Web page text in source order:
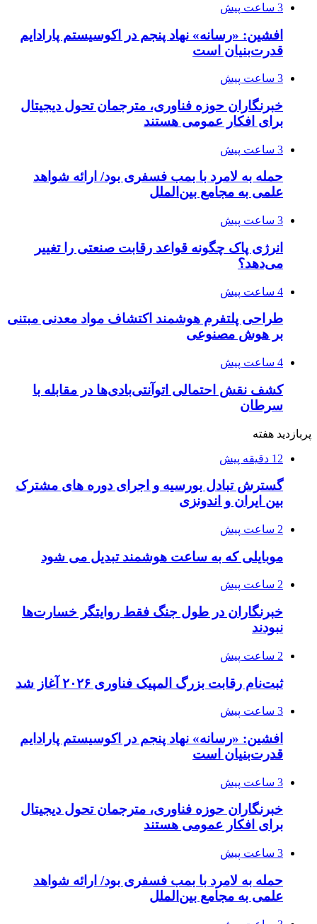
3 ساعت پیش
افشین: «رسانه» نهاد پنجم در اکوسیستم پارادایم
قدرت‌بنیان است
3 ساعت پیش
خبرنگاران حوزه فناوری، مترجمان تحول دیجیتال
برای افکار عمومی هستند
3 ساعت پیش
حمله به لامرد با بمب فسفری بود/ ارائه شواهد
علمی به مجامع بین‌الملل
3 ساعت پیش
انرژی پاک چگونه قواعد رقابت صنعتی را تغییر
می‌دهد؟
4 ساعت پیش
طراحی پلتفرم هوشمند اکتشاف مواد معدنی مبتنی
بر هوش مصنوعی
4 ساعت پیش
کشف نقش احتمالی اتوآنتی‌بادی‌ها در مقابله با
سرطان
پربازدید هفته
12 دقیقه پیش
گسترش تبادل بورسیه و اجرای دوره های مشترک
بین ایران و اندونزی
2 ساعت پیش
موبایلی که به ساعت هوشمند تبدیل می شود
2 ساعت پیش
خبرنگاران در طول جنگ فقط روایتگر خسارت‌ها
نبودند
2 ساعت پیش
ثبت‌نام رقابت بزرگ المپیک فناوری ۲۰۲۶ آغاز شد
3 ساعت پیش
افشین: «رسانه» نهاد پنجم در اکوسیستم پارادایم
قدرت‌بنیان است
3 ساعت پیش
خبرنگاران حوزه فناوری، مترجمان تحول دیجیتال
برای افکار عمومی هستند
3 ساعت پیش
حمله به لامرد با بمب فسفری بود/ ارائه شواهد
علمی به مجامع بین‌الملل